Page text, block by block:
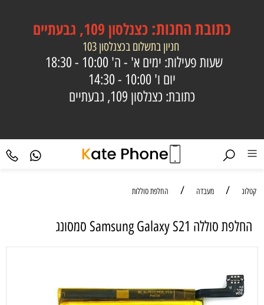
כתובתהחנות: כצנלסון 109, גבעתיים
חניון בתשלום בכצנלסון 103
שעות פעילות: ימים א' - ה' 10:00 - 18:30
יום ו' 10:00 - 14:30
כתובת: כצנלסון 109, גבעתיים
קטלוג / מעבדה / החלפת סוללות
‏החלפת סוללה Samsung Galaxy S21 סמסונג